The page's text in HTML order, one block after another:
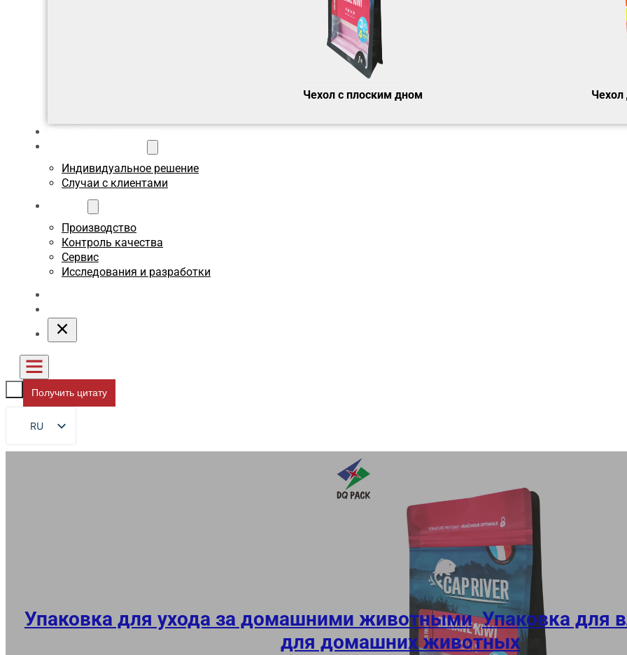
Чехол с плоским дном Чехол
Индивидуальное решение
Случаи с клиентами
Производство
Контроль качества
Сервис
Исследования и разработки
Получить цитату
RU
EN
Упаковка для ухода за домашними животными,Упаковка для
для домашних животных